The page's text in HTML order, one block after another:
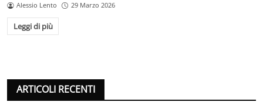
Alessio Lento 29 Marzo 2026
Leggi di più
ARTICOLI RECENTI